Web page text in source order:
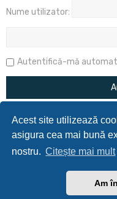
Acest site utilizează
asigura cea mai bună
nostru. Citește mai mult
Am
Nume utilizator:
Autentifică-mă
Prima pagină
phpBB